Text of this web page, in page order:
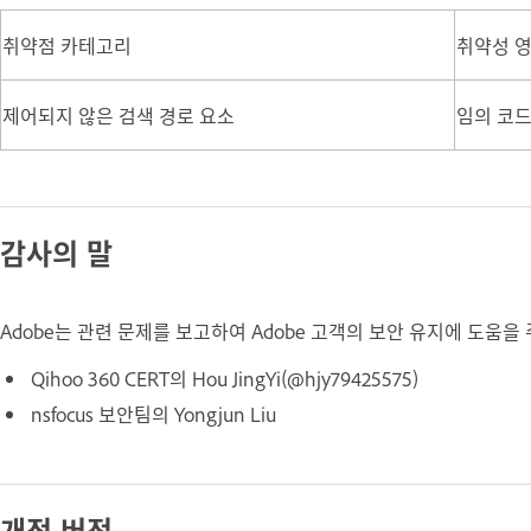
취약점 카테고리 취약성
제어되지 않은 검색 경로 요소 임의 코
감사의 말
Adobe는 관련 문제를 보고하여 Adobe 고객의 보안 유지에 도움
Qihoo 360 CERT의 Hou JingYi(@hjy79425575)
nsfocus 보안팀의 Yongjun Liu